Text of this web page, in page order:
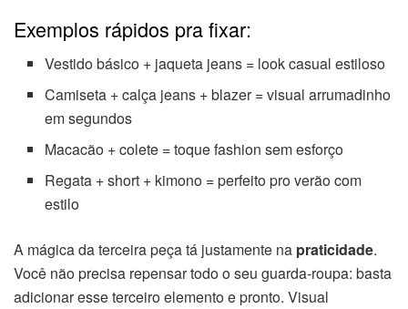
Exemplos rápidos pra fixar:
Vestido básico + jaqueta jeans = look casual estiloso
Camiseta + calça jeans + blazer = visual arrumadinho
em segundos
Macacão + colete = toque fashion sem esforço
Regata + short + kimono = perfeito pro verão com
estilo
A mágica da terceira peça tá justamente na praticidade.
Você não precisa repensar todo o seu guarda-roupa: basta
adicionar esse terceiro elemento e pronto. Visual